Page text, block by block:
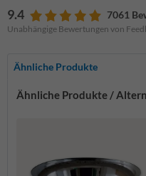
9.4 7061
Unabhängige Bewertungen von
Ähnliche Produkte
Ähnliche Produkte /